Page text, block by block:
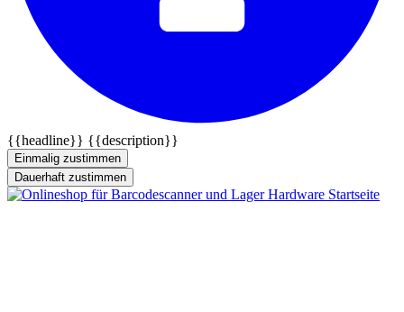
{{headline}} {{description}}
Einmalig zustimmen
Dauerhaft zustimmen